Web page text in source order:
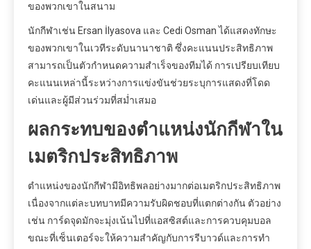
ของพวกเขาในสนาม
นักกีฬาเช่น Ersan İlyasova และ Cedi Osman ได้แสดงทักษะ
ของพวกเขาในเวทีระดับนานาชาติ ซึ่งคะแนนประสิทธิภาพ
สามารถเป็นตัวกำหนดความสำเร็จของทีมได้ การเปรียบเทียบ
คะแนนเหล่านี้ระหว่างการแข่งขันช่วยระบุการแสดงที่โดด
เด่นและผู้มีส่วนร่วมที่สม่ำเสมอ
ผลกระทบของตำแหน่งนักกีฬาใน
เมตริกประสิทธิภาพ
ตำแหน่งของนักกีฬามีอิทธิพลอย่างมากต่อเมตริกประสิทธิภาพ
เนื่องจากแต่ละบทบาทมีความรับผิดชอบที่แตกต่างกัน ตัวอย่าง
เช่น การ์ดจุดมักจะมุ่งเน้นไปที่แอสซิสต์และการควบคุมบอล
ขณะที่เซ็นเตอร์จะให้ความสำคัญกับการรีบาวด์และการทำ